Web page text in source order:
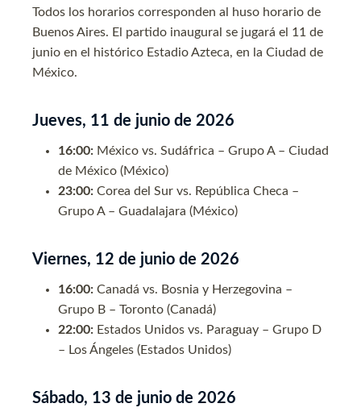
Todos los horarios corresponden al huso horario de
Buenos Aires. El partido inaugural se jugará el 11 de
junio en el histórico Estadio Azteca, en la Ciudad de
México.
Jueves, 11 de junio de 2026
16:00: México vs. Sudáfrica – Grupo A – Ciudad
de México (México)
23:00: Corea del Sur vs. República Checa –
Grupo A – Guadalajara (México)
Viernes, 12 de junio de 2026
16:00: Canadá vs. Bosnia y Herzegovina –
Grupo B – Toronto (Canadá)
22:00: Estados Unidos vs. Paraguay – Grupo D
– Los Ángeles (Estados Unidos)
Sábado, 13 de junio de 2026